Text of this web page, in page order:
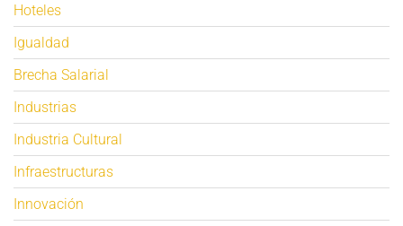
Hoteles
Igualdad
Brecha Salarial
Industrias
Industria Cultural
Infraestructuras
Innovación